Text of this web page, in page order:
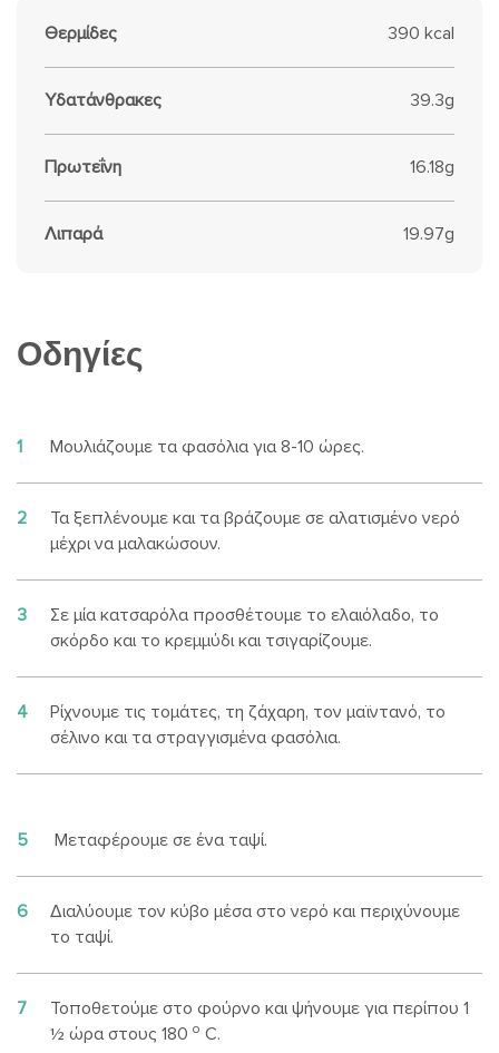
Θερμίδες 390 kcal
Υδατάνθρακες 39.3g
Πρωτεΐνη 16.18g
Λιπαρά 19.97g
Οδηγίες
1 Μουλιάζουμε τα φασόλια για 8-10 ώρες.
2
Τα ξεπλένουμε και τα βράζουμε σε αλατισμένο νερό
μέχρι να μαλακώσουν.
3
Σε μία κατσαρόλα προσθέτουμε το ελαιόλαδο, το
σκόρδο και το κρεμμύδι και τσιγαρίζουμε.
4
Ρίχνουμε τις τομάτες, τη ζάχαρη, τον μαϊντανό, το
σέλινο και τα στραγγισμένα φασόλια.
5 Μεταφέρουμε σε ένα ταψί.
6
Διαλύουμε τον κύβο μέσα στο νερό και περιχύνουμε
το ταψί.
7
Τοποθετούμε στο φούρνο και ψήνουμε για περίπου 1
½ ώρα στους 180 ο C.